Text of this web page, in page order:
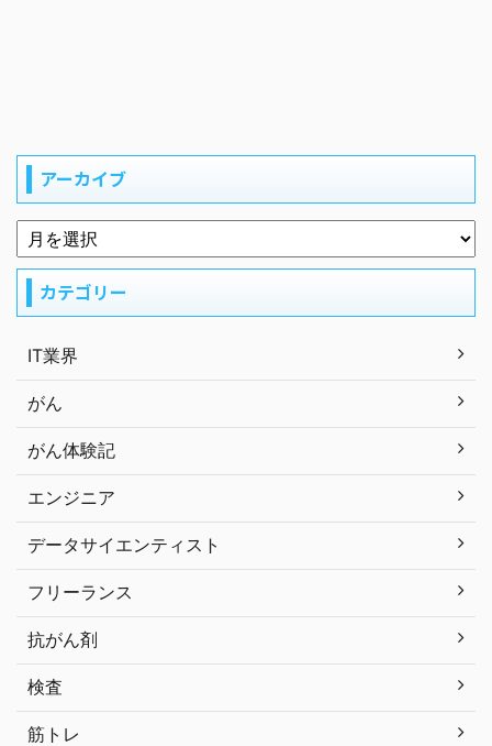
アーカイブ
カテゴリー
IT業界
がん
がん体験記
エンジニア
データサイエンティスト
フリーランス
抗がん剤
検査
筋トレ